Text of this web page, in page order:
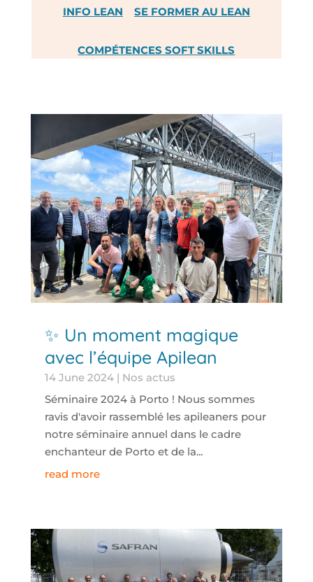
INFO LEAN SE FORMER AU LEAN
COMPÉTENCES SOFT SKILLS
✨ Un moment magique
avec l’équipe Apilean
14 June 2024| Nos actus
Séminaire 2024 à Porto ! Nous sommes
ravis d'avoir rassemblé les apileaners pour
notre séminaire annuel dans le cadre
enchanteur de Porto et de la...
read more